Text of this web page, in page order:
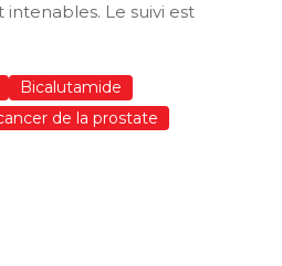
Le suivi est
Bicalutamide
de la prostate